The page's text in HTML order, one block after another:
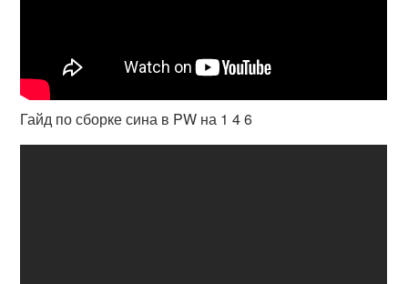
Гайд по сборке сина в PW на 1 4 6